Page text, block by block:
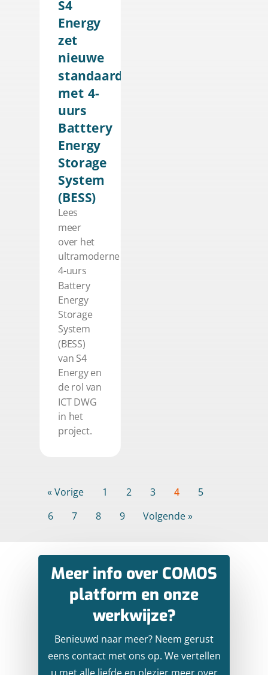
S4
Energy
zet
nieuwe
standaard
met 4-
uurs
Batttery
Energy
Storage
System
(BESS)
Lees
meer
over het
ultramoderne
4-uurs
Battery
Energy
Storage
System
(BESS)
van S4
Energy en
de rol van
ICT DWG
in het
project.
« Vorige 1 2 3 4
5
6
7 8 9 Volgende »
Meer info over COMOS
platform en onze
werkwijze?
Benieuwd naar meer? Neem gerust
eens contact met ons op. We vertellen
u met alle liefde en plezier meer over